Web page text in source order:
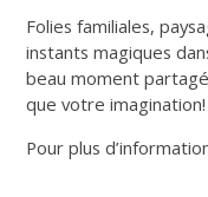
Folies familiales,
instants magiques
beau moment
que votre imagination!
Pour plus